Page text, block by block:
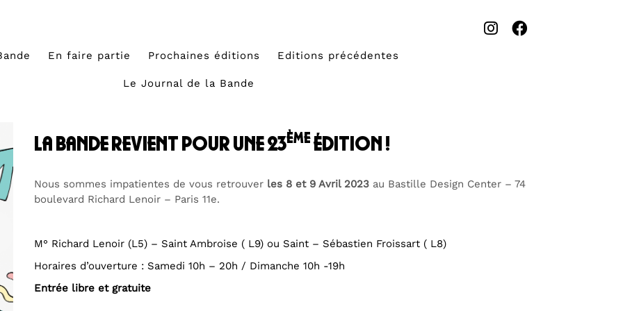
En faire partie Prochaines éditions Editions précédentes
Le Journal de la Bande
la bande revient pour une 23èmeédition !
Nous sommes impatientes de vous retrouver les 8 et 9 Avril 2023 au Bastille Design Center – 74
boulevard Richard Lenoir – Paris 11e.
M° Richard Lenoir (L5) – Saint Ambroise ( L9) ou Saint – Sébastien Froissart ( L8)
Horaires d’ouverture : Samedi 10h – 20h / Dimanche 10h -19h
Entrée libre et gratuite